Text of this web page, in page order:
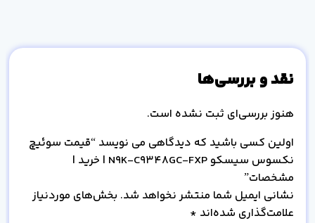
نقد و بررسی‌ها
هنوز بررسی‌ای ثبت نشده است.
اولین کسی باشید که دیدگاهی می نویسد “قیمت سوئیچ
نکسوس سیسکو N9K-C9348GC-FXP | خرید |
مشخصات”
نشانی ایمیل شما منتشر نخواهد شد. بخش‌های موردنیاز
علامت‌گذاری شده‌اند *